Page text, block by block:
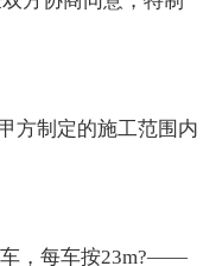
方制定的施工范围内
车，每车按23m?——